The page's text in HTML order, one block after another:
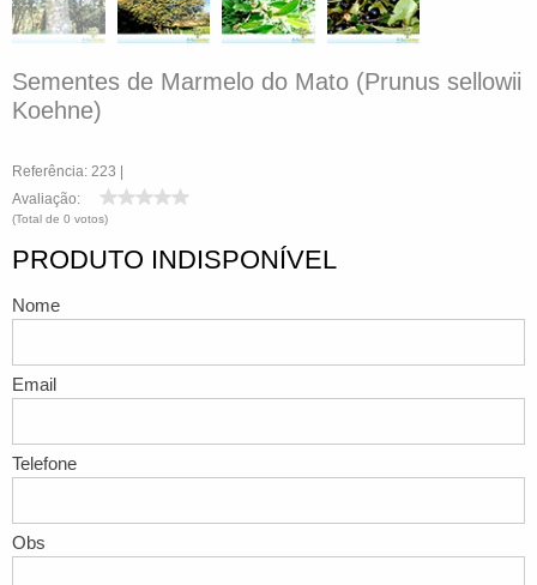
Sementes de Marmelo do Mato (Prunus sellowii
Koehne)
Referência: 223 |
Avaliação:
(Total de 0 votos)
PRODUTO INDISPONÍVEL
Nome
Email
Telefone
Obs